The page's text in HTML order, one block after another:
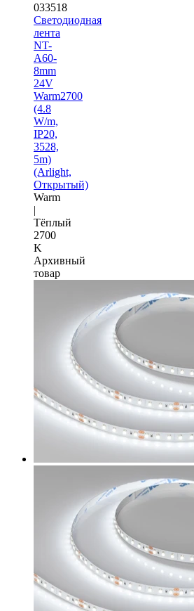
033518
Светодиодная
лента
NT-
A60-
8mm
24V
Warm2700
(4.8
W/m,
IP20,
3528,
5m)
(Arlight,
Открытый)
Warm
|
Тёплый
2700
K
Архивный
товар